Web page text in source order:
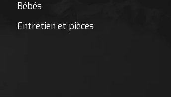
Bébés
Entretien et pièces